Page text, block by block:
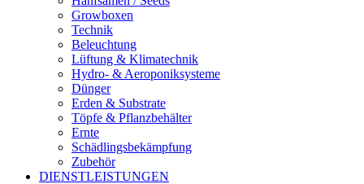
Growboxen
Technik
Beleuchtung
Lüftung & Klimatechnik
Hydro- & Aeroponiksysteme
Dünger
Erden & Substrate
Töpfe & Pflanzbehälter
Ernte
Schädlingsbekämpfung
Zubehör
DIENSTLEISTUNGEN